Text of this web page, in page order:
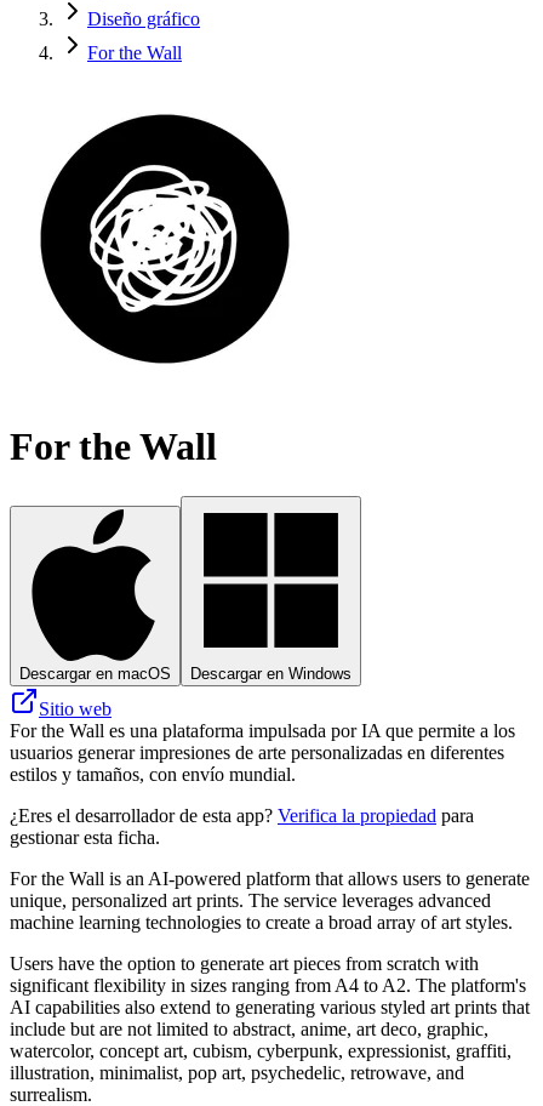
Diseño gráfico
For the Wall
For the Wall
Descargar en macOS Descargar en Windows
Sitio web
For the Wall es una plataforma impulsada por IA que permite a los
usuarios generar impresiones de arte personalizadas en diferentes
estilos y tamaños, con envío mundial.
¿Eres el desarrollador de esta app? Verifica la propiedad para
gestionar esta ficha.
For the Wall is an AI-powered platform that allows users to generate
unique, personalized art prints. The service leverages advanced
machine learning technologies to create a broad array of art styles.
Users have the option to generate art pieces from scratch with
significant flexibility in sizes ranging from A4 to A2. The platform's
AI capabilities also extend to generating various styled art prints that
include but are not limited to abstract, anime, art deco, graphic,
watercolor, concept art, cubism, cyberpunk, expressionist, graffiti,
illustration, minimalist, pop art, psychedelic, retrowave, and
surrealism.